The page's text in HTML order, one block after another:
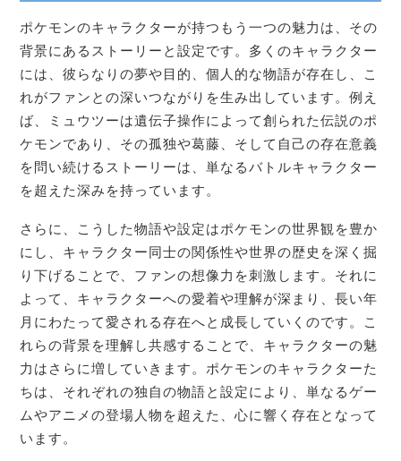
ポケモンのキャラクターが持つもう一つの魅力は、その
背景にあるストーリーと設定です。多くのキャラクター
には、彼らなりの夢や目的、個人的な物語が存在し、こ
れがファンとの深いつながりを生み出しています。例え
ば、ミュウツーは遺伝子操作によって創られた伝説のポ
ケモンであり、その孤独や葛藤、そして自己の存在意義
を問い続けるストーリーは、単なるバトルキャラクター
を超えた深みを持っています。
さらに、こうした物語や設定はポケモンの世界観を豊か
にし、キャラクター同士の関係性や世界の歴史を深く掘
り下げることで、ファンの想像力を刺激します。それに
よって、キャラクターへの愛着や理解が深まり、長い年
月にわたって愛される存在へと成長していくのです。こ
れらの背景を理解し共感することで、キャラクターの魅
力はさらに増していきます。ポケモンのキャラクターた
ちは、それぞれの独自の物語と設定により、単なるゲー
ムやアニメの登場人物を超えた、心に響く存在となって
います。